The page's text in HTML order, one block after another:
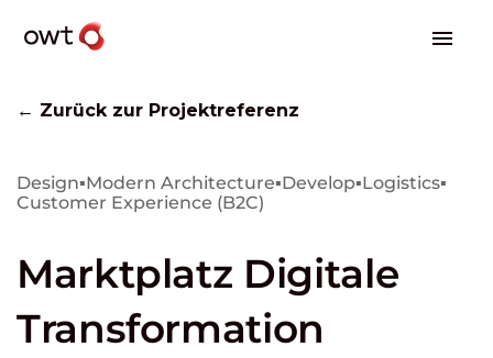
← Zurück zur Projektreferenz
Design▪Modern Architecture▪Develop▪Logistics▪
Customer Experience (B2C)
Marktplatz Digitale
Transformation